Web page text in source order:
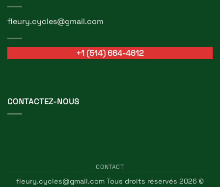
fleury.cycles@gmail.com
+1 (514) 664-4612
CONTACTEZ-NOUS
CONTACT
fleury.cycles@gmail.com Tous droits réservés 2026 ©